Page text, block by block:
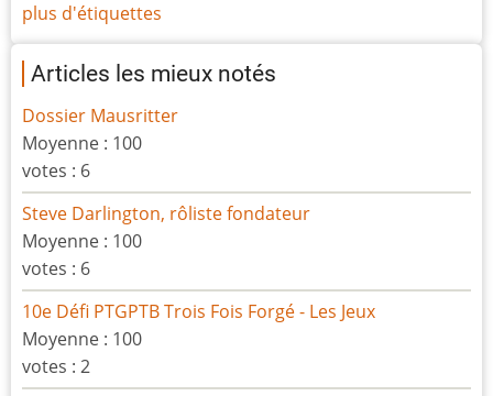
plus d'étiquettes
Articles les mieux notés
Dossier Mausritter
Moyenne : 100
votes : 6
Steve Darlington, rôliste fondateur
Moyenne : 100
votes : 6
10e Défi PTGPTB Trois Fois Forgé - Les Jeux
Moyenne : 100
votes : 2